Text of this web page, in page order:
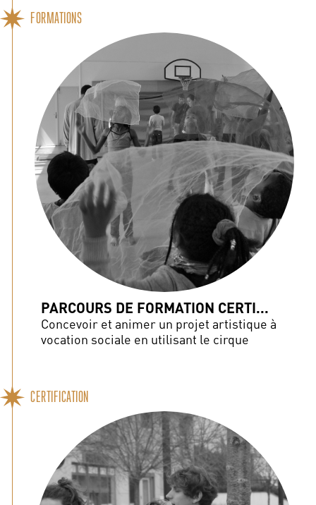
FORMATIONS
PARCOURS DE FORMATION CERTI...
Concevoir et animer un projet artistique à
vocation sociale en utilisant le cirque
CERTIFICATION